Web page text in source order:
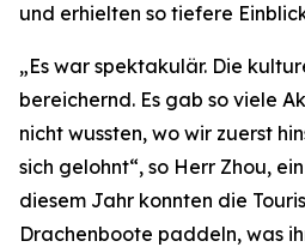
und erhielten so tiefere
„Es war spektakulär. Die
bereichernd. Es gab so viele
nicht wussten, wo wir zuerst
sich gelohnt“, so Herr Zhou,
diesem Jahr konnten die
Drachenboote paddeln, was